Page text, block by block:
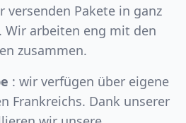
versenden Pakete in ganz
Wir arbeiten eng mit den
zusammen.
: wir verfügen über eigene
Frankreichs. Dank unserer